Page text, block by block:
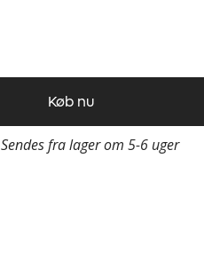
Køb nu
Sendes fra lager om 5-6 uger